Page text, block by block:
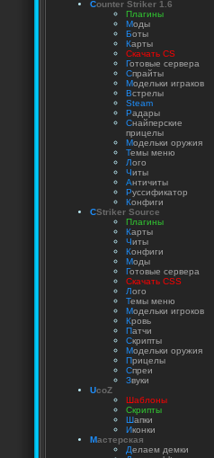
Counter Striker 1.6
Плагины
Моды
Боты
Карты
Скачать CS
Готовые сервера
Спрайты
Модельки играков
Встрелы
Steam
Радары
Снайперские
прицелы
Модельки оружия
Темы меню
Лого
Читы
Античиты
Руссификатор
Конфиги
CStriker Source
Плагины
Карты
Читы
Конфиги
Моды
Готовые сервера
Скачать CSS
Лого
Темы меню
Модельки игроков
Кровь
Патчи
Скрипты
Модельки оружия
Прицелы
Спреи
Звуки
UcoZ
Шаблоны
Скрипты
Шапки
Иконки
Мастерская
Делаем демки